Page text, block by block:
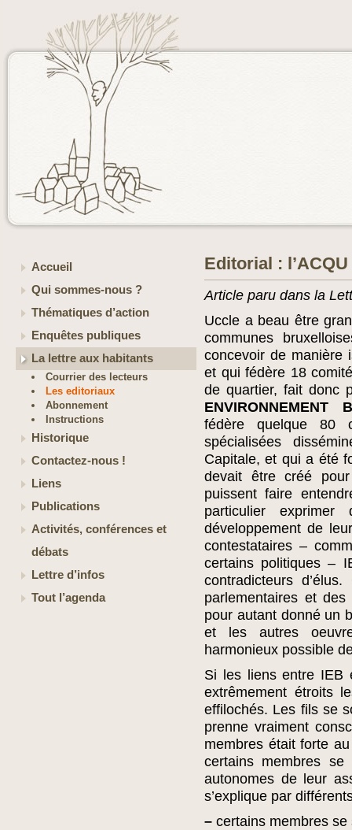
Accueil
Qui sommes-nous ?
Thématiques d’action
Enquêtes publiques
La lettre aux habitants
Courrier des lecteurs
Les editoriaux
Abonnement
Instructions
Historique
Contactez-nous !
Liens
Publications
Activités, conférences et
débats
Lettre d’infos
Tout l’agenda
Editorial :
Article paru dans la
Uccle a beau être
communes
concevoir de manière
et qui fédère 18
de quartier, fait donc
ENVIRONNEMENT
fédère quelque 80
spécialisées
Capitale, et qui a été
devait être créé
puissent faire
particulier
développement de
contestataires –
certains politiques –
contradicteurs
parlementaires et
pour autant donné un
et les autres
harmonieux possible
Si les liens entre IEB
extrêmement étroits
effilochés. Les fils se
prenne vraiment
membres était forte
certains membres
autonomes de leur
s’explique par
– certains membres